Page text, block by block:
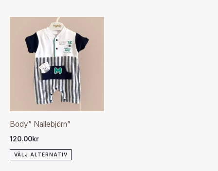
Body” Nallebjörn”
120.00kr
VÄLJ ALTERNATIV
här
produkten
har
flera
varianter.
De
väljas